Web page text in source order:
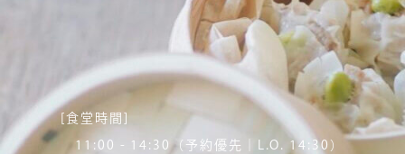
森の宿
[食堂時間]
11:00 - 14:30（予約優先｜L.O. 14:30） ⁡